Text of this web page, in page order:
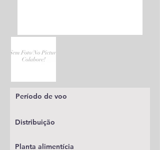
Período de voo
Distribuição
Planta alimentícia